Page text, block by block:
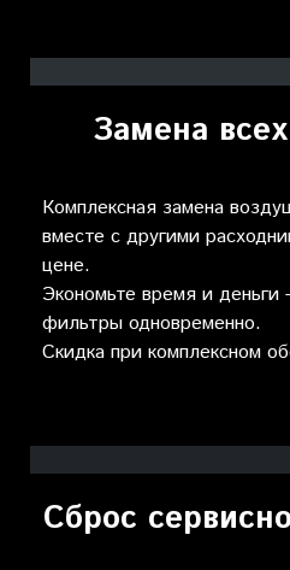
Замена
Комплексная замена
вместе с другими
цене.
Экономьте время и
фильтры одновременно.
Скидка при комплексном
Сброс